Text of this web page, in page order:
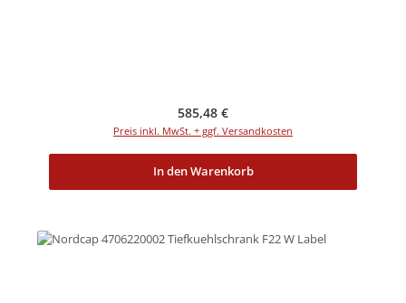
Regulärer Preis:
585,48 €
Preis inkl. MwSt. + ggf. Versandkosten
In den Warenkorb